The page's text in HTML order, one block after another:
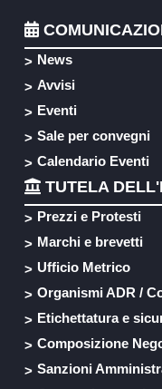
News
Avvisi
Eventi
Sale per convegni
Calendario Eventi
TUTELA
Prezzi e Protesti
Marchi e brevetti
Ufficio Metrico
Organismi ADR /
Etichettatura e
Composizione
Sanzioni